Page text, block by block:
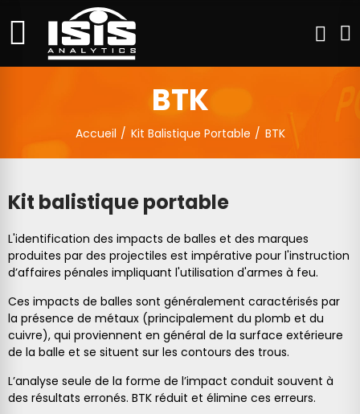
BTK
Accueil Kit Balistique Portable BTK
Kit balistique portable
L'identification des impacts de balles et des marques
produites par des projectiles est impérative pour l'instruction
d’affaires pénales impliquant l'utilisation d'armes à feu.
Ces impacts de balles sont généralement caractérisés par
la présence de métaux (principalement du plomb et du
cuivre), qui proviennent en général de la surface extérieure
de la balle et se situent sur les contours des trous.
L’analyse seule de la forme de l’impact conduit souvent à
des résultats erronés. BTK réduit et élimine ces erreurs.